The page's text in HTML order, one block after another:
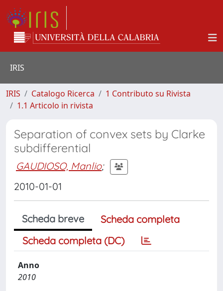
IRIS
IRIS Catalogo Ricerca
1 Contributo su Rivista
1.1 Articolo in rivista
Separation of convex sets by Clarke
subdifferential
GAUDIOSO, Manlio;
2010-01-01
Scheda breve
Scheda completa
Scheda completa (DC)
Anno
2010